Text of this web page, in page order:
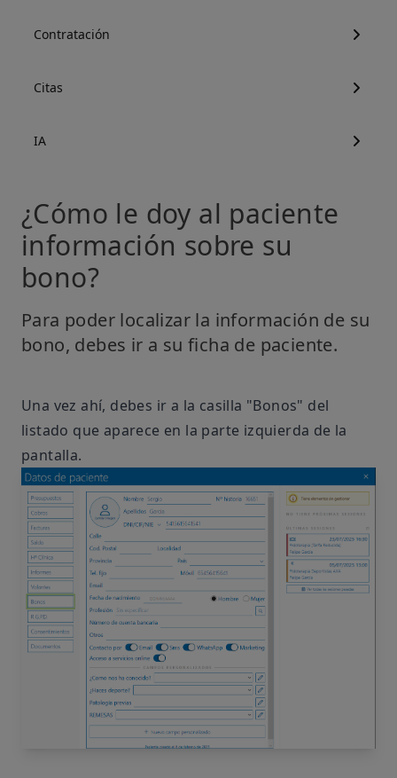
Contratación
Citas
IA
¿Cómo le doy al paciente
información sobre su
bono?
Para poder localizar la información de su
bono, debes ir a su ficha de paciente.
Una vez ahí, debes ir a la casilla "Bonos" del
listado que aparece en la parte izquierda de la
pantalla.